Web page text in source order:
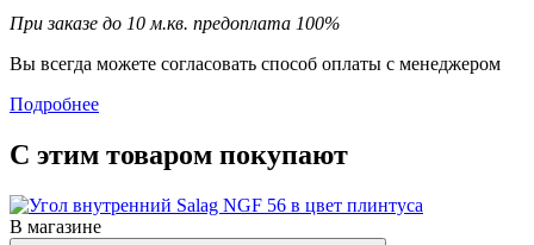
При заказе до 10 м.кв. предоплата 100%
Вы всегда можете согласовать способ оплаты с менеджером
Подробнее
С этим товаром покупают
В магазине